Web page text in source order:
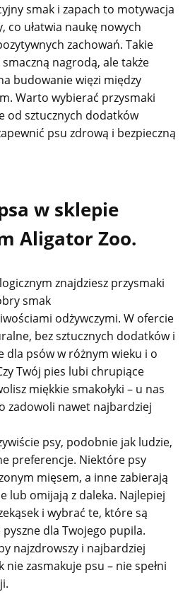
smak i zapach to motywacja
co ułatwia naukę nowych
zachowań. Takie
nagrodą, ale także
budowanie więzi między
Warto wybierać przysmaki
od sztucznych dodatków
psu zdrową i bezpieczną
w sklepie
Aligator Zoo.
znajdziesz przysmaki
smak
odżywczymi. W ofercie
bez sztucznych dodatków i
dla psów w różnym wieku i o
Twój pies lubi chrupiące
miękkie smakołyki – u nas
zadowoli nawet najbardziej
psy, podobnie jak ludzie,
preferencje. Niektóre psy
mięsem, a inne zabierają
lub omijają z daleka. Najlepiej
i wybrać te, które są
dla Twojego pupila.
najzdrowszy i najbardziej
zasmakuje psu – nie spełni